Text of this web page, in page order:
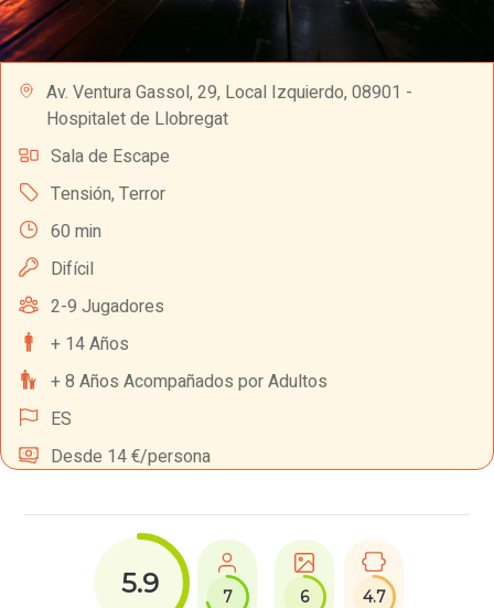
Av. Ventura Gassol, 29, Local Izquierdo, 08901 -
Hospitalet de Llobregat
Sala de Escape
Tensión, Terror
60 min
Difícil
2-9 Jugadores
+ 14 Años
+ 8 Años Acompañados por Adultos
ES
Desde 14 €/persona
5.9 7 6 4.7